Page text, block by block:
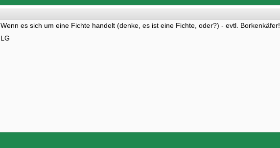
Wenn es sich um eine Fichte handelt (denke, es ist eine Fichte, oder?) - evtl. Borkenkäfer!
LG